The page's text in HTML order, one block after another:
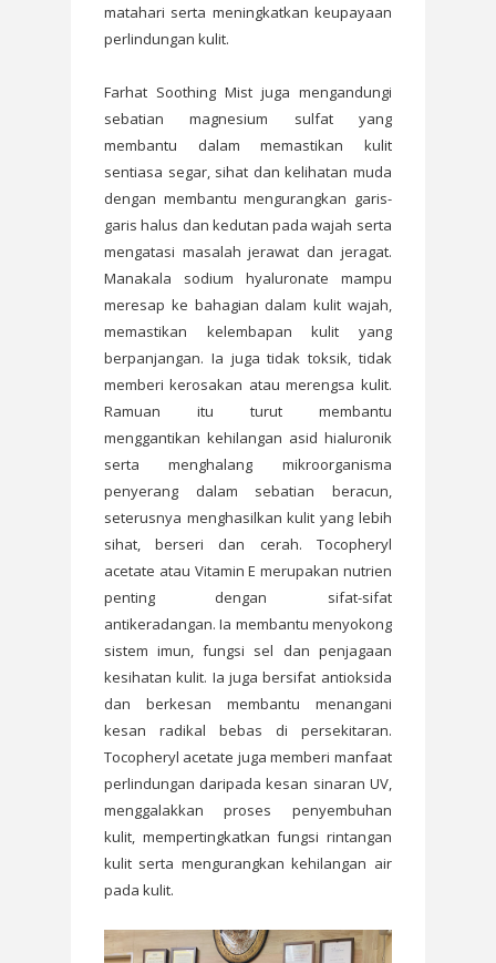
matahari serta meningkatkan keupayaan
perlindungan kulit.
Farhat Soothing Mist juga mengandungi
sebatian magnesium sulfat yang
membantu dalam memastikan kulit
sentiasa segar, sihat dan kelihatan muda
dengan membantu mengurangkan garis-
garis halus dan kedutan pada wajah serta
mengatasi masalah jerawat dan jeragat.
Manakala sodium hyaluronate mampu
meresap ke bahagian dalam kulit wajah,
memastikan kelembapan kulit yang
berpanjangan. Ia juga tidak toksik, tidak
memberi kerosakan atau merengsa kulit.
Ramuan itu turut membantu
menggantikan kehilangan asid hialuronik
serta menghalang mikroorganisma
penyerang dalam sebatian beracun,
seterusnya menghasilkan kulit yang lebih
sihat, berseri dan cerah. Tocopheryl
acetate atau Vitamin E merupakan nutrien
penting dengan sifat-sifat
antikeradangan. Ia membantu menyokong
sistem imun, fungsi sel dan penjagaan
kesihatan kulit. Ia juga bersifat antioksida
dan berkesan membantu menangani
kesan radikal bebas di persekitaran.
Tocopheryl acetate juga memberi manfaat
perlindungan daripada kesan sinaran UV,
menggalakkan proses penyembuhan
kulit, mempertingkatkan fungsi rintangan
kulit serta mengurangkan kehilangan air
pada kulit.